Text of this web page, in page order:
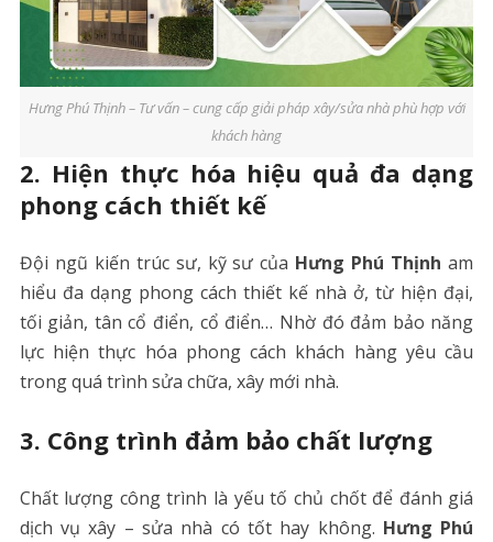
Hưng Phú Thịnh – Tư vấn – cung cấp giải pháp xây/sửa nhà phù hợp với
khách hàng
2. Hiện thực hóa hiệu quả đa dạng
phong cách thiết kế
Đội ngũ kiến trúc sư, kỹ sư của Hưng Phú Thịnh am
hiểu đa dạng phong cách thiết kế nhà ở, từ hiện đại,
tối giản, tân cổ điển, cổ điển… Nhờ đó đảm bảo năng
lực hiện thực hóa phong cách khách hàng yêu cầu
trong quá trình sửa chữa, xây mới nhà.
3. Công trình đảm bảo chất lượng
Chất lượng công trình là yếu tố chủ chốt để đánh giá
dịch vụ xây – sửa nhà có tốt hay không. Hưng Phú